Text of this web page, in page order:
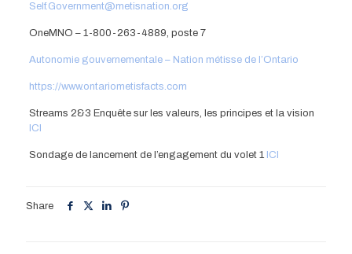
Self.Government@metisnation.org
OneMNO – 1-800-263-4889, poste 7
Autonomie gouvernementale – Nation métisse de l’Ontario
https://www.ontariometisfacts.com
Streams 2&3 Enquête sur les valeurs, les principes et la vision
ICI
Sondage de lancement de l’engagement du volet 1 ICI
Share